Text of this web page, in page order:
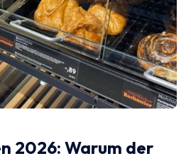
2026: Warum der